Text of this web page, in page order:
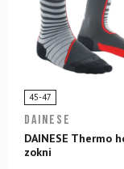
45-47
DAINESE
DAINESE Thermo
zokni